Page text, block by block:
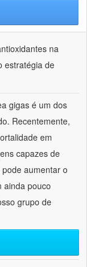
na
estratégia de
gigas é um dos
Recentemente,
em
capazes de
aumentar o
ainda pouco
grupo de